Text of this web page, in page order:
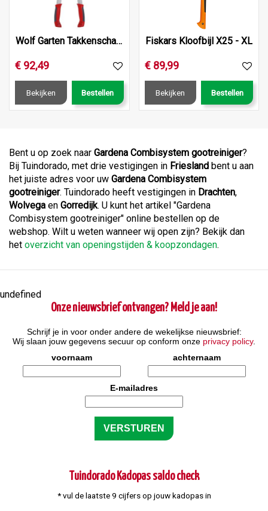
Wolf Garten Takkenschaar Pwercut*** Rr900T
€ 92,49
Bekijken Bestellen
Fiskars Kloofbijl X25 - XL
€ 89,99
Bekijken Bestellen
Bent u op zoek naar Gardena Combisystem gootreiniger?
Bij Tuindorado, met drie vestigingen in Friesland bent u aan
het juiste adres voor uw Gardena Combisystem
gootreiniger. Tuindorado heeft vestigingen in Drachten,
Wolvega en Gorredijk. U kunt het artikel "Gardena
Combisystem gootreiniger" online bestellen op de
webshop. Wilt u weten wanneer wij open zijn? Bekijk dan
het overzicht van openingstijden & koopzondagen.
undefined
Onze nieuwsbrief ontvangen? Meld je aan!
Schrijf je in voor onder andere de wekelijkse nieuwsbrief:
Wij slaan jouw gegevens secuur op conform onze privacy policy.
voornaam
achternaam
E-mailadres
Tuindorado Kadopas saldo check
* vul de laatste 9 cijfers op jouw kadopas in